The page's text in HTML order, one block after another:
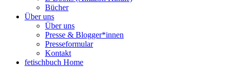
Bücher
Über uns
Über uns
Presse & Blogger*innen
Presseformular
Kontakt
fetischbuch Home